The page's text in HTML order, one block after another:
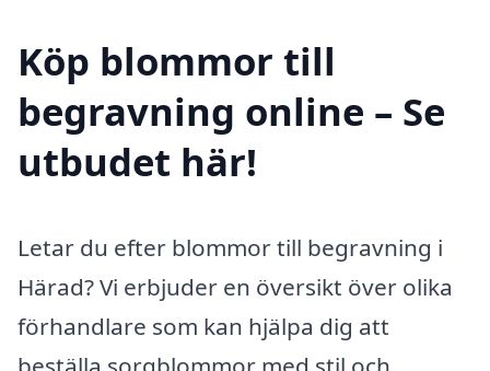
Köp blommor till
begravning online – Se
utbudet här!
Letar du efter blommor till begravning i
Härad? Vi erbjuder en översikt över olika
förhandlare som kan hjälpa dig att